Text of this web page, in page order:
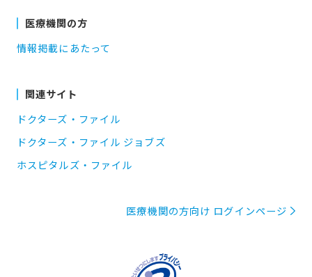
医療機関の方
情報掲載にあたって
関連サイト
ドクターズ・ファイル
ドクターズ・ファイル ジョブズ
ホスピタルズ・ファイル
医療機関の方向け ログインページ